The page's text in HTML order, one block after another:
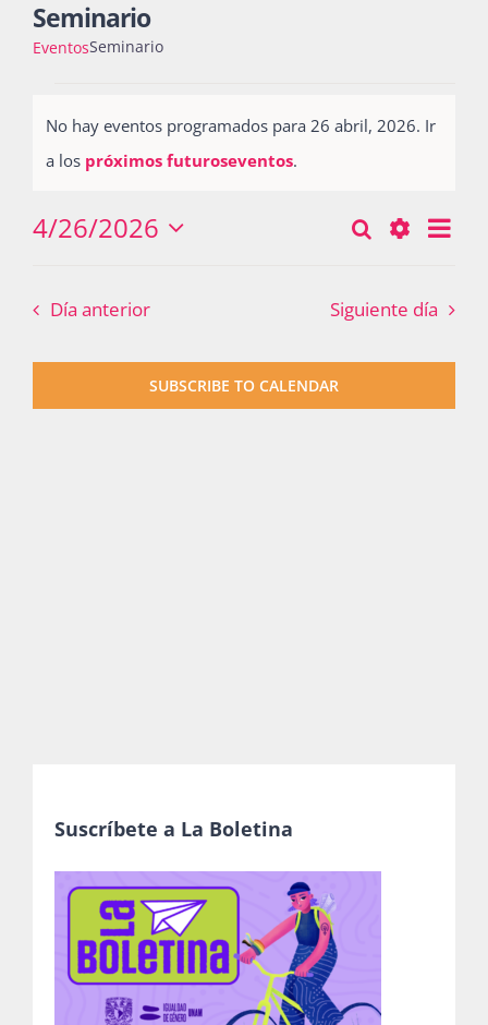
La Boletina
Seminario
EventosSeminario
for
abril,
Notice
No hay eventos programados para 26 abril, 2026. Ir
a los próximos futuroseventos.
Búsqueda
navegació
de
vistas
Buscar Día
4/26/2026
Día anterior Siguiente día
SUBSCRIBE TO CALENDAR
Suscríbete a La Boletina